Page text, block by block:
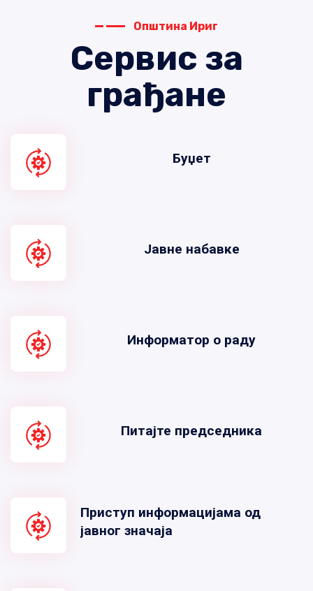
Општина Ириг
Сервис за
грађане
Буџет
Јавне набавке
Информатор о раду
Питајте председника
Приступ информацијама од
јавног значаја